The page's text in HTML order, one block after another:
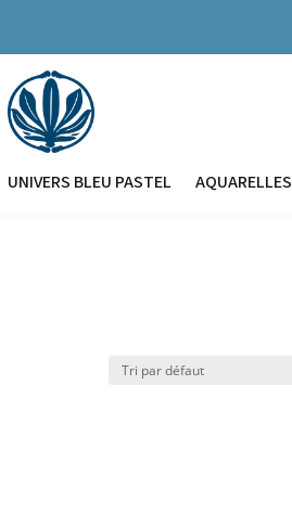
UNIVERS BLEU PASTEL AQUARELLES